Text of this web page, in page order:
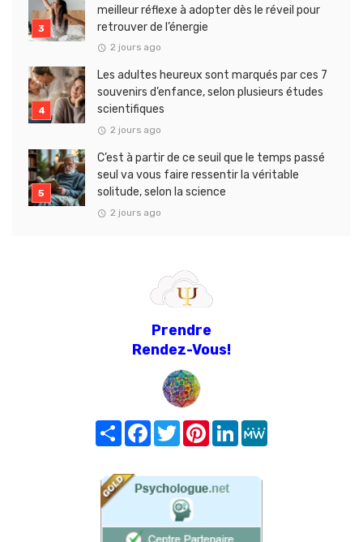
meilleur réflexe à adopter dès le réveil pour
retrouver de l’énergie
2 jours ago
Les adultes heureux sont marqués par ces 7
souvenirs d’enfance, selon plusieurs études
scientifiques
2 jours ago
C’est à partir de ce seuil que le temps passé
seul va vous faire ressentir la véritable
solitude, selon la science
2 jours ago
Prendre
Rendez-Vous!
Share FacebookTwitterPinterest
LinkedIn